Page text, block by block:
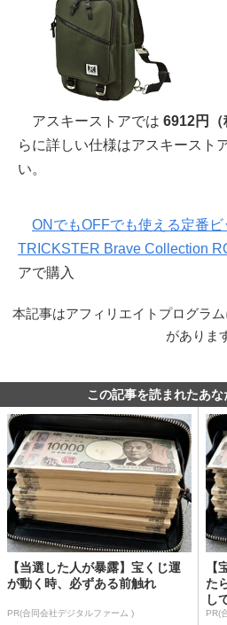
アスキーストアでは 6912円（
らに詳しい仕様はアスキースト
い。
ONでもOFFでも使える定番
TRICKSTER Brave Collection
アで購入
本記事はアフィリエイトプログラ
がありま
この記事を読まれたあな
【当選した人が暴露】宝くじ運
が動く時、必ずある前触れ
PR(合同会社デジタルファーム )
【
た
し
PR(